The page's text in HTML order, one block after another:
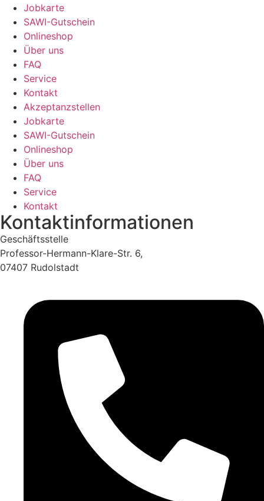
Jobkarte
SAWI-Gutschein
Onlineshop
Über uns
FAQ
Service
Kontakt
Akzeptanzstellen
Jobkarte
SAWI-Gutschein
Onlineshop
Über uns
FAQ
Service
Kontakt
Kontaktinformationen
Geschäftsstelle
Professor-Hermann-Klare-Str. 6,
07407 Rudolstadt